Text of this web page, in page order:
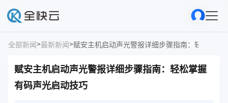
全部新闻>最新新闻>赋安主机启动声光警报详细步骤指南：轻松掌握
赋安主机启动声光警报详细步骤指南：轻松掌握
有码声光启动技巧